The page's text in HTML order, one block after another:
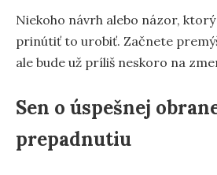
Niekoho návrh alebo názor,
prinútiť to urobiť. Začnete
ale bude už príliš neskoro na
Sen o úspešnej
prepadnutiu